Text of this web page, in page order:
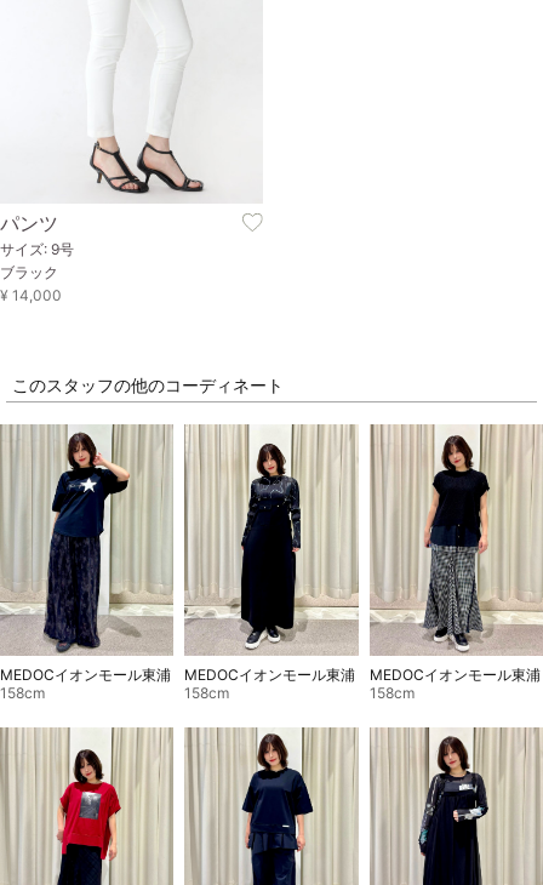
パンツ
サイズ: 9号
ブラック
¥ 14,000
このスタッフの他のコーディネート
MEDOCイオンモール東浦
158cm
MEDOCイオンモール東浦
158cm
MEDOCイオンモール東浦
158cm